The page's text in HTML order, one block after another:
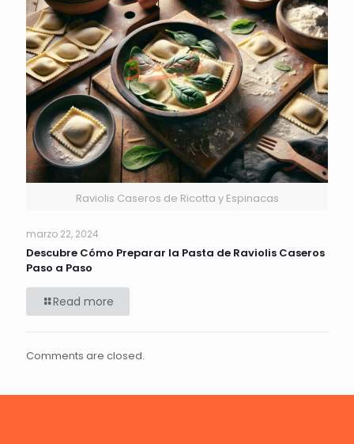
Raviolis Caseros de Ricotta y Espinacas
marzo 22, 2024
Descubre Cómo Preparar la Pasta de Raviolis Caseros
Paso a Paso
Read more
Comments are closed.